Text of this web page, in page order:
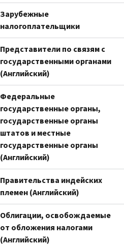
Зарубежные
налогоплательщики
Представители по связям с
государственными органами
(Английский)
Федеральные
государственные органы,
государственные органы
штатов и местные
государственные органы
(Английский)
Правительства индейских
племен (Английский)
Облигации, освобождаемые
от обложения налогами
(Английский)